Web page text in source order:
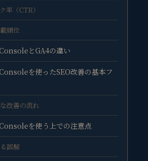
率（CTR）
順位
とGA4の違い
を使ったSEO改善の基本フ
改善の流れ
を使う上での注意点
誤解